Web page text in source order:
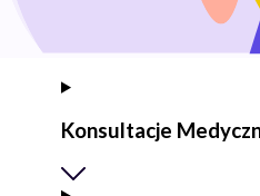
Konsultacje